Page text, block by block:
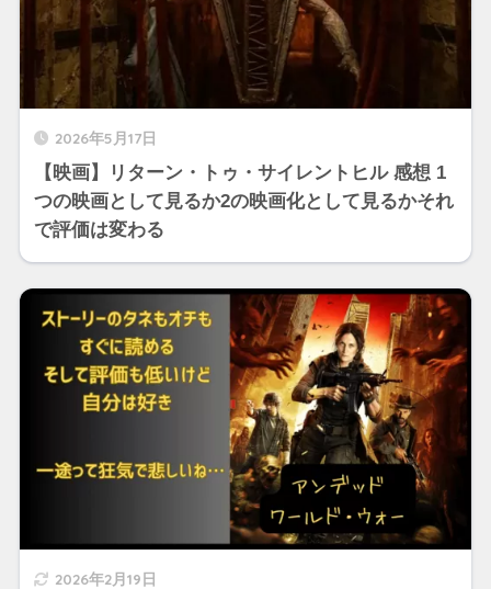
2026年5月17日
【映画】リターン・トゥ・サイレントヒル 感想 1
つの映画として見るか2の映画化として見るかそれ
で評価は変わる
2026年2月19日